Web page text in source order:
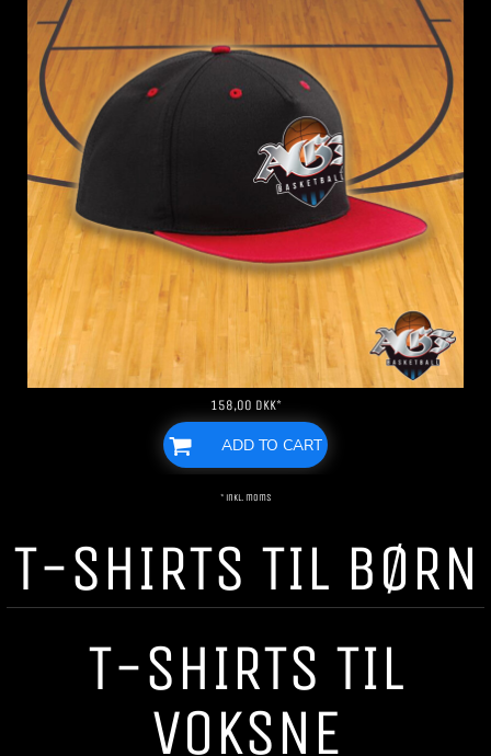
158,00 DKK*
ADD TO CART
* inkl. moms
T-SHIRTS TIL BØRN
T-SHIRTS TIL
VOKSNE